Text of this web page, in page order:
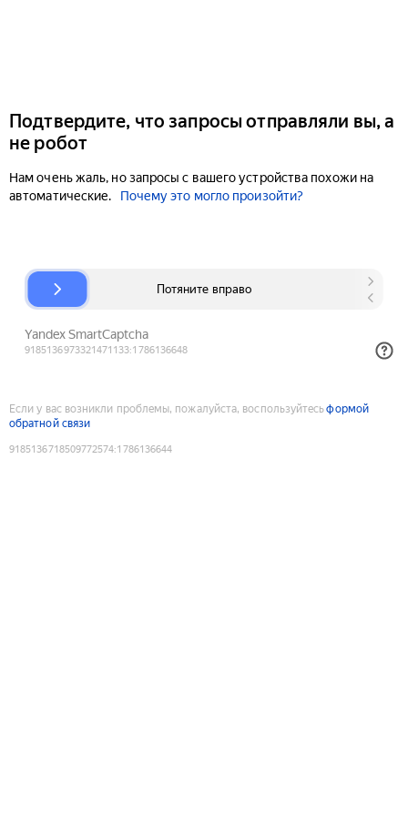
Подтвердите, что запросы отправляли вы, а
не робот
Нам очень жаль, но запросы с вашего устройства похожи на
автоматические.
Почему это могло произойти?
Если у вас возникли проблемы, пожалуйста, воспользуйтесьформой
обратной связи
9185136718509772574:1786136644